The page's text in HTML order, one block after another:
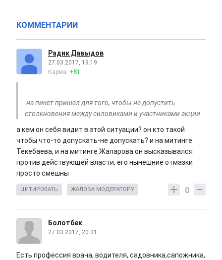
КОММЕНТАРИИ
Радик Давыдов
27.03.2017, 19:19
Карма: +51
на пикет пришел для того, чтобы не допустить
столкновения между силовиками и участниками акции.
а кем он себя видит в этой ситуации? он кто такой
чтобы что-то допускать-не допускать? и на митинге
Текебаева, и на митинге Жапарова он высказывался
против действующей власти, его нынешние отмазки
просто смешны
0
ЦИТИРОВАТЬ ЖАЛОБА МОДЕРАТОРУ
Болотбек
27.03.2017, 20:31
Есть профессия врача, водителя, садовника,сапожника,